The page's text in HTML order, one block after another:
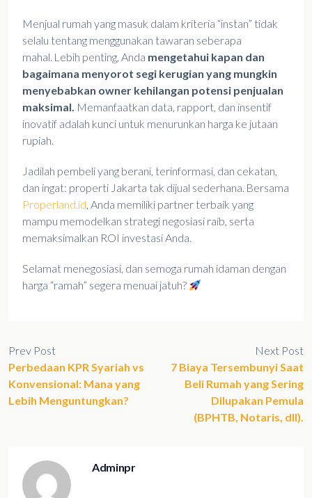
Menjual rumah yang masuk dalam kriteria “instan” tidak
selalu tentang menggunakan tawaran seberapa
mahal. Lebih penting, Anda mengetahui kapan dan
bagaimana menyorot segi kerugian yang mungkin
menyebabkan owner kehilangan potensi penjualan
maksimal. Memanfaatkan data, rapport, dan insentif
inovatif adalah kunci untuk menurunkan harga ke jutaan
rupiah.
Jadilah pembeli yang berani, terinformasi, dan cekatan,
dan ingat: properti Jakarta tak dijual sederhana. Bersama
Properland.id, Anda memiliki partner terbaik yang
mampu memodelkan strategi negosiasi raib, serta
memaksimalkan ROI investasi Anda.
Selamat menegosiasi, dan semoga rumah idaman dengan
harga “ramah” segera menuai jatuh?
Prev Post
Perbedaan KPR Syariah vs
Konvensional: Mana yang
Lebih Menguntungkan?
Next Post
7 Biaya Tersembunyi Saat
Beli Rumah yang Sering
Dilupakan Pemula
(BPHTB, Notaris, dll).
Adminpr